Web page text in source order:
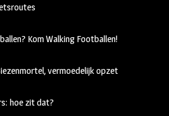
Kom Walking Footballen!
vermoedelijk opzet
hoe zit dat?